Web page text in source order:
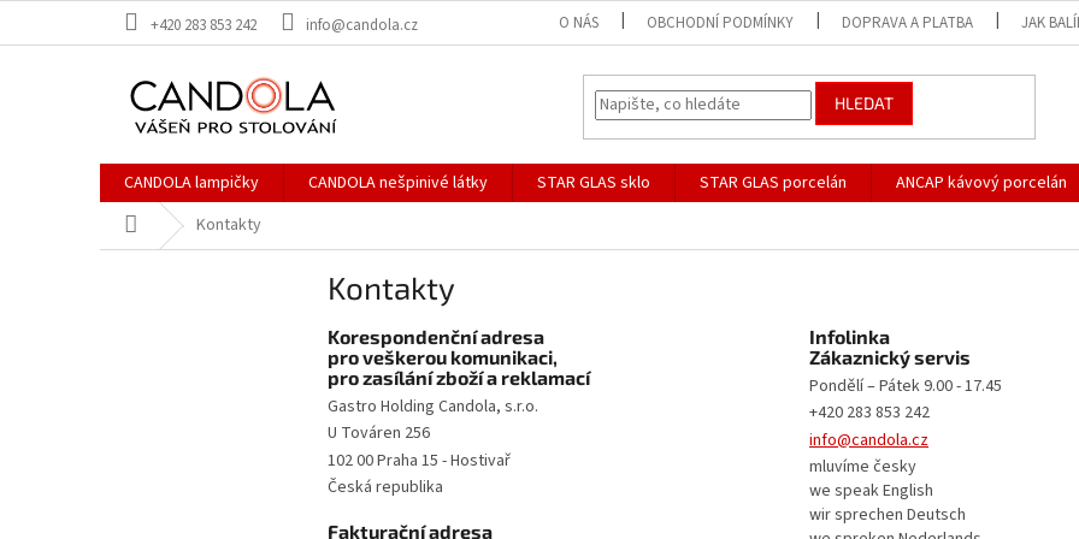
+420 283 853 242 info@candola.cz O NÁS OBCHODNÍ PODMÍNKY DOPRAVA A PLATBA JAK
HLEDAT
CANDOLA lampičky CANDOLA nešpinivé látky STAR GLAS sklo STAR GLAS porcelán ANCAP kávový porcelán
Domů Kontakty
Kontakty
Korespondenční adresa
pro veškerou komunikaci,
pro zasílání zboží a reklamací
Gastro Holding Candola, s.r.o.
U Továren 256
102 00 Praha 15 - Hostivař
Česká republika
Fakturační adresa
Infolinka
Zákaznický servis
Pondělí – Pátek 9.00 - 17.45
+420 283 853 242
info@candola.cz
mluvíme česky
we speak English
wir sprechen Deutsch